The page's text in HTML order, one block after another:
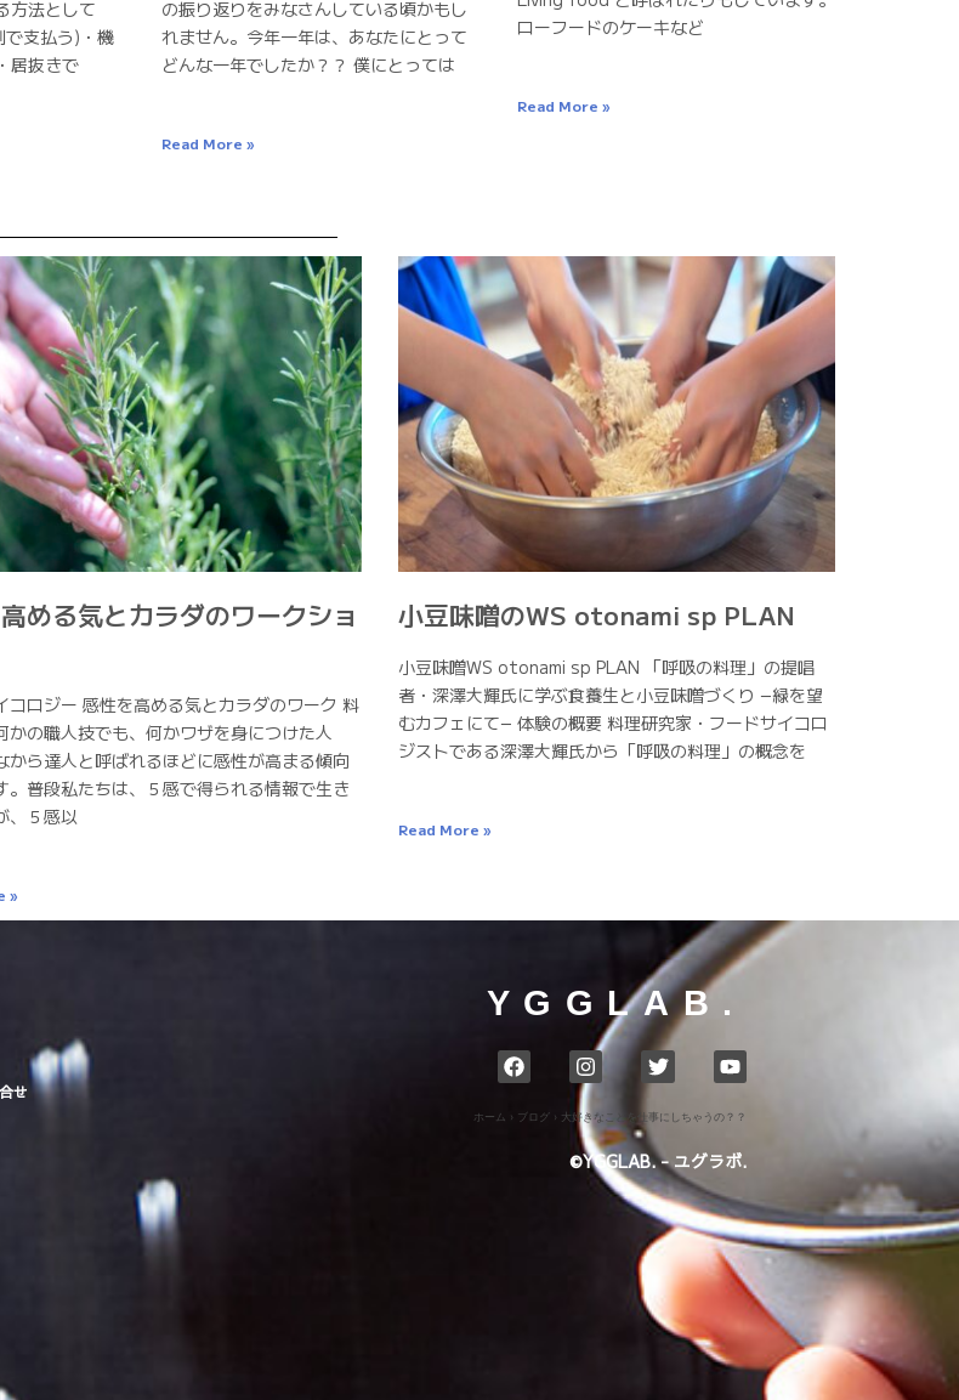
方法として
支払う)・機
居抜きで
の振り返りをみなさんしている頃かもし
れません。今年一年は、あなたにとって
どんな一年でしたか？？ 僕にとっては
Read More »
ローフードのケーキなど
Read More »
める気とカラダのワークショ
コロジー 感性を高める気とカラダのワーク 料
かの職人技でも、何かワザを身につけた人
から達人と呼ばれるほどに感性が高まる傾向
。普段私たちは、５感で得られる情報で生き
、５感以
»
小豆味噌のWS otonami sp PLAN
小豆味噌WS otonami sp PLAN 「呼吸の料理」の提唱
者・深澤大輝氏に学ぶ食養生と小豆味噌づくり −緑を望
むカフェにて− 体験の概要 料理研究家・フードサイコロ
ジストである深澤大輝氏から「呼吸の料理」の概念を
Read More »
せ
YGGLAB.
ホーム › ブログ › 大好きなことを仕事にしちゃうの？？
©YGGLAB. - ユグラボ.